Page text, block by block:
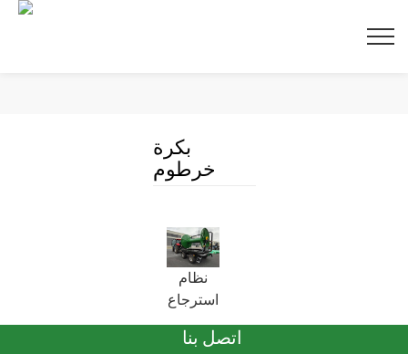
بكرة
خرطوم
نظام
استرجاع
الخرطوم
اتصل بنا